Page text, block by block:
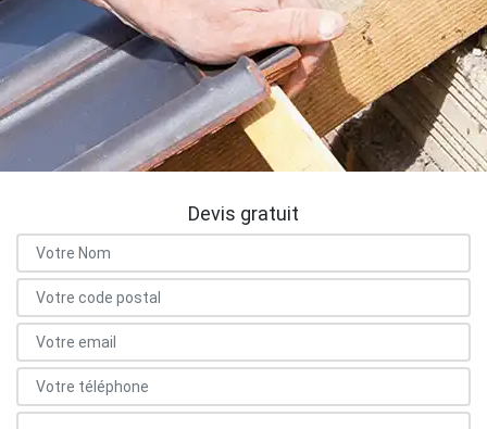
Devis gratuit